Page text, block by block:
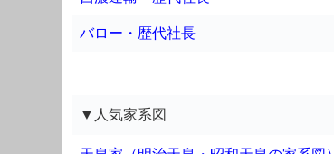
バロー・歴代社長
▼人気家系図